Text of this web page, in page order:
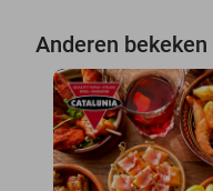
Anderen bekeken